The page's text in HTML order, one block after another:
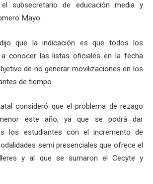
subsecretario de educación media y
Mayo.
que la indicación es que todos los
conocer las listas oficiales en la fecha
de no generar movilizaciones en los
de tiempo.
consideró que el problema de rezago
este año, ya que se podrá dar
los estudiantes con el incremento de
semi presenciales que ofrece el
y al que se sumaron el Cecyte y